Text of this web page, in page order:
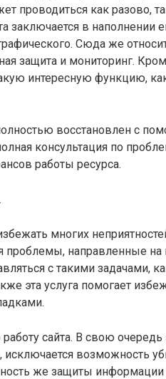
проводиться как разово,
заключается в наполнении
Сюда же
защита и мониторинг.
интересную функцию,
восстановлен с
консультация по
работы ресурса.
многих
проблемы, направленные на
с такими задачами,
эта услуга помогает
сайта. В свою очередь
исключается возможность
же защиты информации